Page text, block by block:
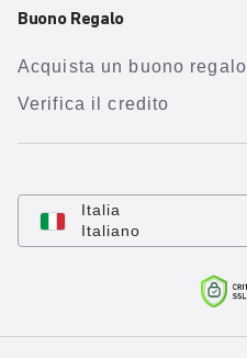
Buono Regalo
Acquista un buono regalo
Verifica il credito
Italia
Italiano